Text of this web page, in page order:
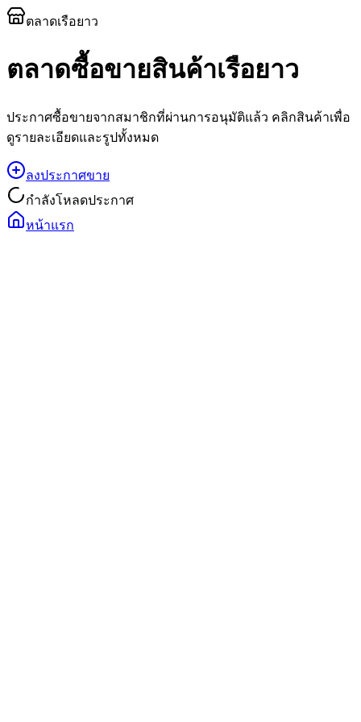
ตลาดเรือยาว
ตลาดซื้อขายสินค้าเรือยาว
ประกาศซื้อขายจากสมาชิกที่ผ่านการอนุมัติแล้ว คลิกสินค้าเพื่อ
ดูรายละเอียดและรูปทั้งหมด
ลงประกาศขาย
กำลังโหลดประกาศ
หน้าแรก